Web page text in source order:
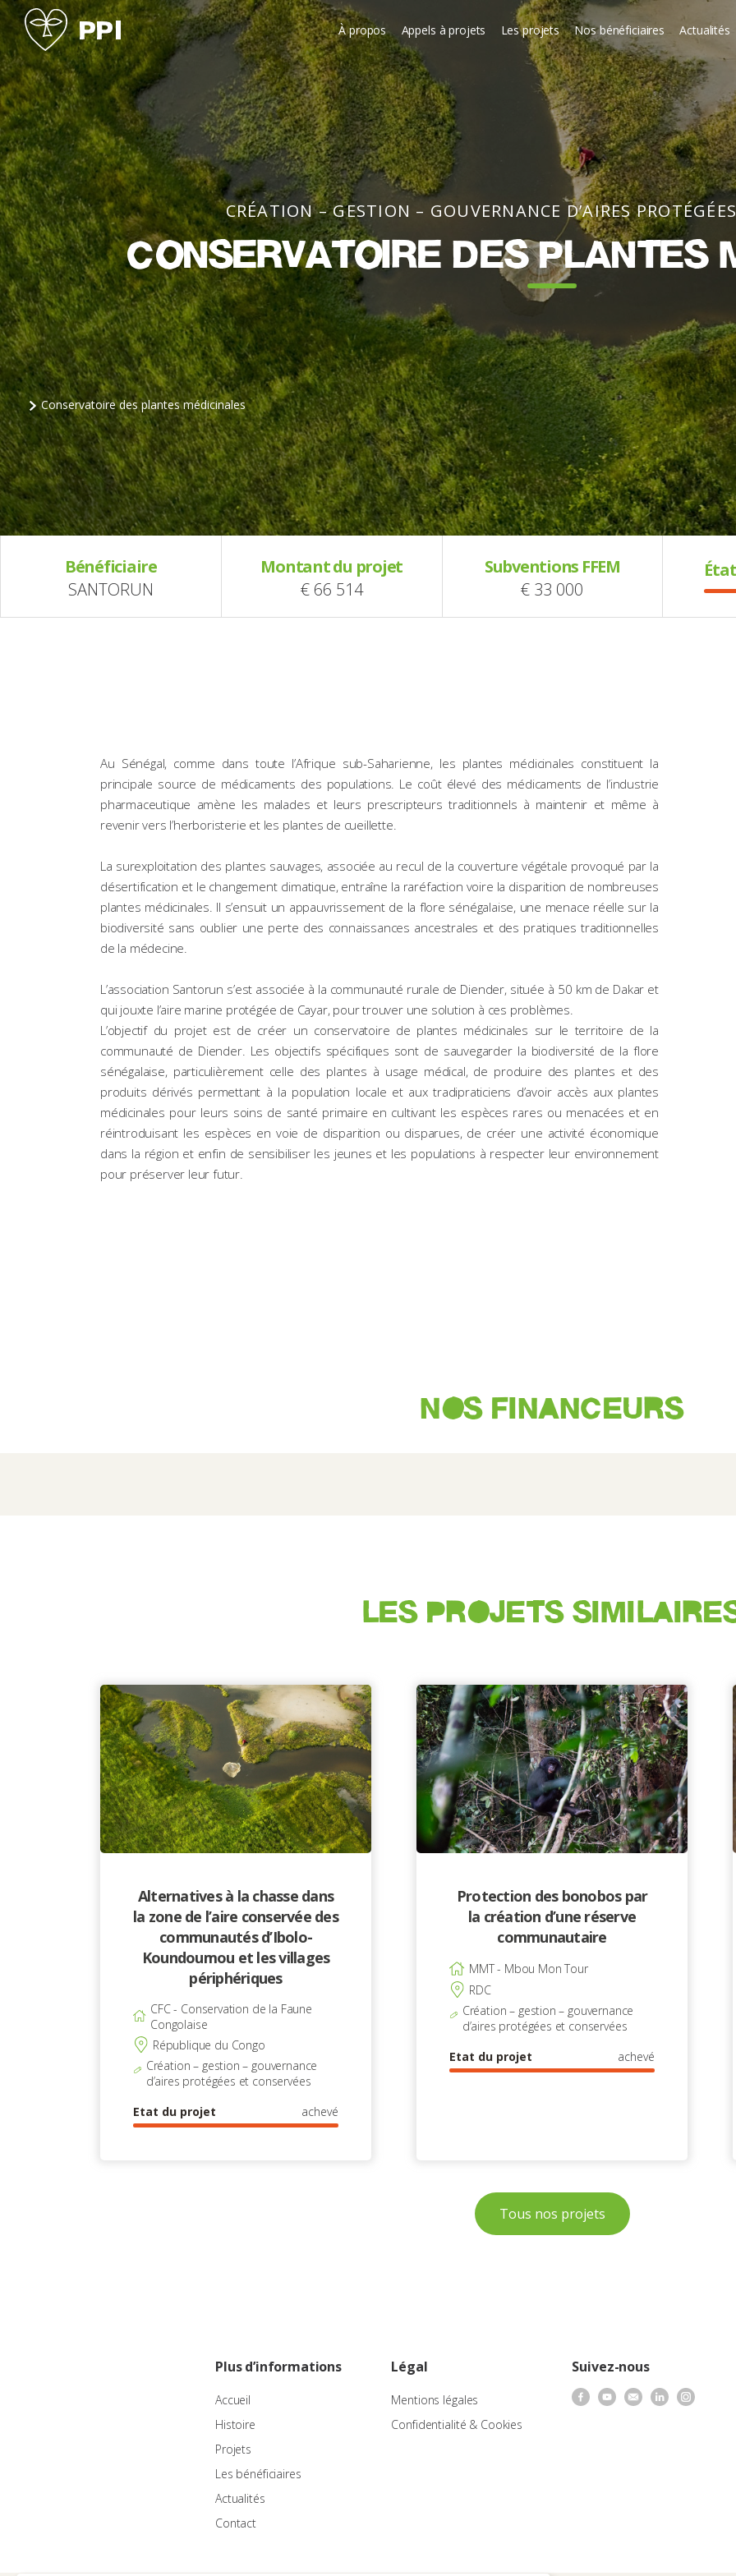
À propos Appels à projets Les projets Nos bénéficiaires Actualités
CRÉATION – GESTION – GOUVERNANCE D’AIRES
Conservatoire des plantes
Conservatoire des plantes médicinales
Bénéficiaire
SANTORUN
Montant du projet
€ 66 514
Subventions FFEM
€ 33 000
Au Sénégal, comme dans toute l’Afrique sub-Saharienne, les plantes médicinales constituent la
principale source de médicaments des populations. Le coût élevé des médicaments de l’industrie
pharmaceutique amène les malades et leurs prescripteurs traditionnels à maintenir et même à
revenir vers l’herboristerie et les plantes de cueillette.
La surexploitation des plantes sauvages, associée au recul de la couverture végétale provoqué par la
désertification et le changement climatique, entraîne la raréfaction voire la disparition de nombreuses
plantes médicinales. Il s’ensuit un appauvrissement de la flore sénégalaise, une menace réelle sur la
biodiversité sans oublier une perte des connaissances ancestrales et des pratiques traditionnelles
de la médecine.
L’association Santorun s’est associée à la communauté rurale de Diender, située à 50 km de Dakar et
qui jouxte l’aire marine protégée de Cayar, pour trouver une solution à ces problèmes.
L’objectif du projet est de créer un conservatoire de plantes médicinales sur le territoire de la
communauté de Diender. Les objectifs spécifiques sont de sauvegarder la biodiversité de la flore
sénégalaise, particulièrement celle des plantes à usage médical, de produire des plantes et des
produits dérivés permettant à la population locale et aux tradipraticiens d’avoir accès aux plantes
médicinales pour leurs soins de santé primaire en cultivant les espèces rares ou menacées et en
réintroduisant les espèces en voie de disparition ou disparues, de créer une activité économique
dans la région et enfin de sensibiliser les jeunes et les populations à respecter leur environnement
pour préserver leur futur.
NOS FINANCEURS
LES PROJETS
Alternatives à la chasse dans
la zone de l’aire conservée des
communautés d’Ibolo-
Koundoumou et les villages
périphériques
CFC - Conservation de la Faune
Congolaise
République du Congo
Création – gestion – gouvernance
d’aires protégées et conservées
Etat du projet
achevé
Protection des bonobos par
la création d’une réserve
communautaire
MMT - Mbou Mon Tour
RDC
Création – gestion – gouvernance
d’aires protégées et conservées
Etat du projet
achevé
Tous nos projets
Plus d’informations
Accueil
Histoire
Projets
Les bénéficiaires
Actualités
Contact
Légal
Mentions légales
Confidentialité & Cookies
Suivez-nous